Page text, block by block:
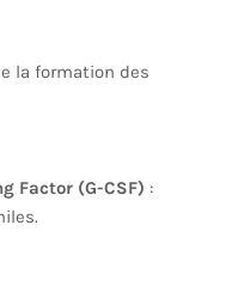
la formation des
Factor (G-CSF) :